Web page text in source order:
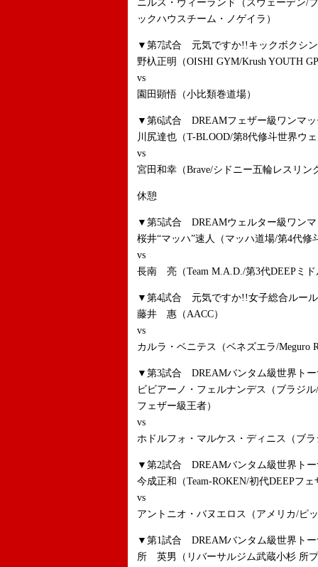
ニルス・ヴィーランド（スウェーデン/
ックハウスチーム・ノゲイラ）
▼第7試合 元気ですか!!キックボクシ
野杁正明（OISHI GYM/Krush YOUTH
vs
園田顕悟（小比類巻道場）
▼第6試合 DREAMフェザー級ワンマ
川尻達也（T-BLOOD/第8代修斗世界ウ
vs
宮田和幸（Brave/シドニー五輪レスリン
休憩
▼第5試合 DREAMウェルター級ワン
桜井“マッハ”速人（マッハ道場/第4代修
vs
長南 亮（Team M.A.D./第3代DEEPミド
▼第4試合 元気ですか!!女子総合ルー
藤井 惠（AACC）
vs
カルラ・ベニテス（ベネズエラ/Meguro
▼第3試合 DREAMバンタム級世界ト
ビビアーノ・フェルナンデス（ブラジ
フェザー級王者）
vs
ホドルフォ・マルケス・ディニス（ブ
▼第2試合 DREAMバンタム級世界ト
今成正和（Team-ROKEN/初代DEEPフ
vs
アントニオ・バヌエロス（アメリカ/ピ
▼第1試合 DREAMバンタム級世界ト
所 英男（リバーサルジム武蔵小杉 所